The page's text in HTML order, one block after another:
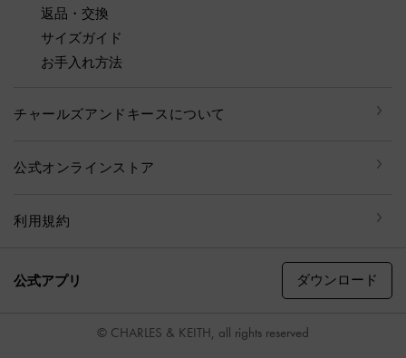
返品・交換
サイズガイド
お手入れ方法
チャールズアンドキースについて
公式オンラインストア
利用規約
公式アプリ ダウンロード
© CHARLES & KEITH, all rights reserved